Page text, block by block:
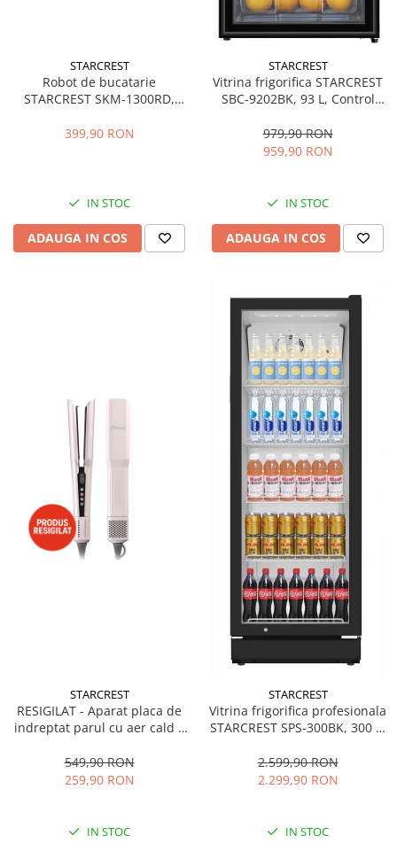
STARCREST
Robot de bucatarie
STARCREST SKM-1300RD,
Accesorii, 10 Viteze + Pulse,
399,90 RON
IN STOC
ADAUGA IN COS
STARCREST
Vitrina frigorifica STARCREST
SBC-9202BK, 93 L, Control
83.2 cm, Negru
979,90 RON
959,90 RON
IN STOC
ADAUGA IN COS
STARCREST
RESIGILAT - Aparat placa de
indreptat parul cu aer cald 2
1300 W, Uscare si indreptare,
Afisaj LCD, Tehnologie cu ioni
549,90 RON
259,90 RON
IN STOC
STARCREST
Vitrina frigorifica profesionala
STARCREST SPS-300BK, 300 L,
LED, H 169.5 cm, Negru
2.599,90 RON
2.299,90 RON
IN STOC